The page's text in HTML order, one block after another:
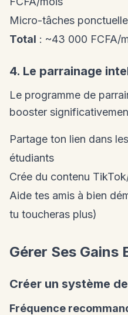
Micro-tâches
Total : ~43 000 FCFA/
4. Le parrainage
Le programme de
booster
Partage ton lien dans
étudiants
Crée du contenu
Aide tes amis à bien
tu toucheras plus)
Gérer Ses Gains
Créer un système
Fréquence